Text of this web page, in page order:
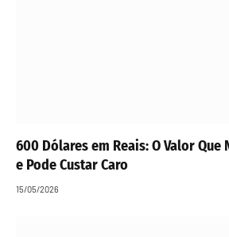
600 Dólares em Reais: O Valor Que
e Pode Custar Caro
15/05/2026